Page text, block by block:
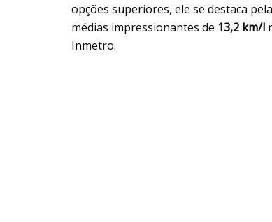
opções superiores, ele se destaca
médias impressionantes de 13,2 km/l
Inmetro.